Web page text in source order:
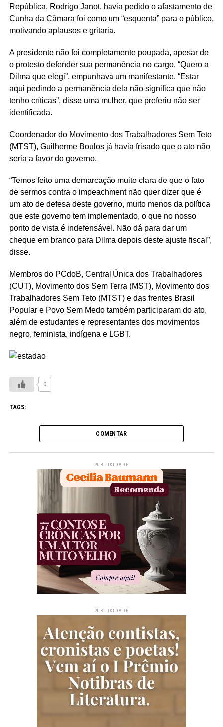
República, Rodrigo Janot, havia pedido o afastamento de
Cunha da Câmara foi como um “esquenta” para o público,
motivando aplausos e gritaria.
A presidente não foi completamente poupada, apesar de
o protesto defender sua permanência no cargo. “Quero a
Dilma que elegi”, empunhava um manifestante. “Estar
aqui pedindo a permanência dela não significa que não
tenho críticas”, disse uma mulher, que preferiu não ser
identificada.
Coordenador do Movimento dos Trabalhadores Sem Teto
(MTST), Guilherme Boulos já havia frisado que o ato não
seria a favor do governo.
“Temos feito uma demarcação muito clara de que o fato
de sermos contra o impeachment não quer dizer que é
um ato de defesa deste governo, muito menos da política
que este governo tem implementado, o que no nosso
ponto de vista é indefensável. Não dá para dar um
cheque em branco para Dilma depois deste ajuste fiscal”,
disse.
Membros do PCdoB, Central Única dos Trabalhadores
(CUT), Movimento dos Sem Terra (MST), Movimento dos
Trabalhadores Sem Teto (MTST) e das frentes Brasil
Popular e Povo Sem Medo também participaram do ato,
além de estudantes e representantes dos movimentos
negro, feminista, indígena e LGBT.
0
TAGS:
COMENTAR
PUBLICIDADE
PUBLICIDADE